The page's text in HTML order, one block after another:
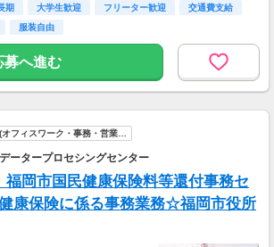
期 大学生歓迎 フリーター歓迎
交通費支給
服装自由
募へ進む
オフィスワーク・事務・営業…
ータープロセシングセンター
福岡市国民健康保険料等還付事務セ
康保険に係る事務業務☆福岡市役所